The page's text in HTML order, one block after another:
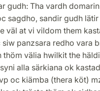
gudh: Tha vardh
sagdho, sandir gudh
väl at vi vildom them
panzsara redho vara
välia hwilkit the
alla särkiana ok
oc kiämba (thera köt)